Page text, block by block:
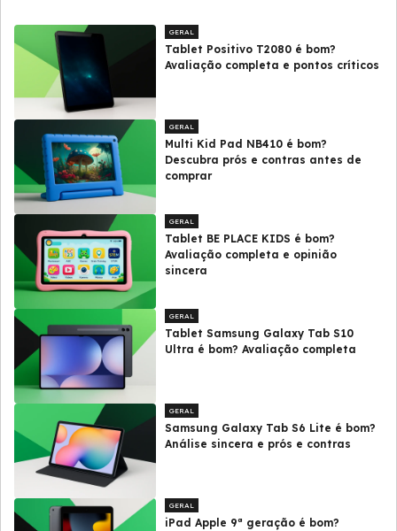
GERAL
Tablet Positivo T2080 é bom?
Avaliação completa e pontos críticos
GERAL
Multi Kid Pad NB410 é bom?
Descubra prós e contras antes de
comprar
GERAL
Tablet BE PLACE KIDS é bom?
Avaliação completa e opinião
sincera
GERAL
Tablet Samsung Galaxy Tab S10
Ultra é bom? Avaliação completa
GERAL
Samsung Galaxy Tab S6 Lite é bom?
Análise sincera e prós e contras
GERAL
iPad Apple 9ª geração é bom?